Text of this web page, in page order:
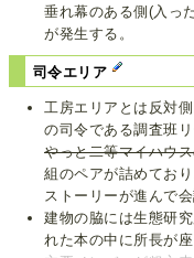
垂れ幕のある側(入っ
が発生する。
司令エリア
工房エリアとは反対
の司令である調査班リ
やっと二等マイハウ
組のペアが詰めており
ストーリーが進んで
建物の脇には生態研
れた本の中に所長が座